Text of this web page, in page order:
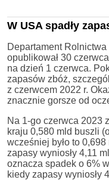
W USA spadły
Departament
opublikował 30
na dzień 1 czerwca.
zapasów zbóż,
z czerwcem 2022 r.
znacznie gorsze od
Na 1-go czerwca 2023
kraju 0,580 mld buszli
wcześniej było to
zapasy wyniosły 4,11
oznacza spadek o 6%
kiedy zapasy wyniosły